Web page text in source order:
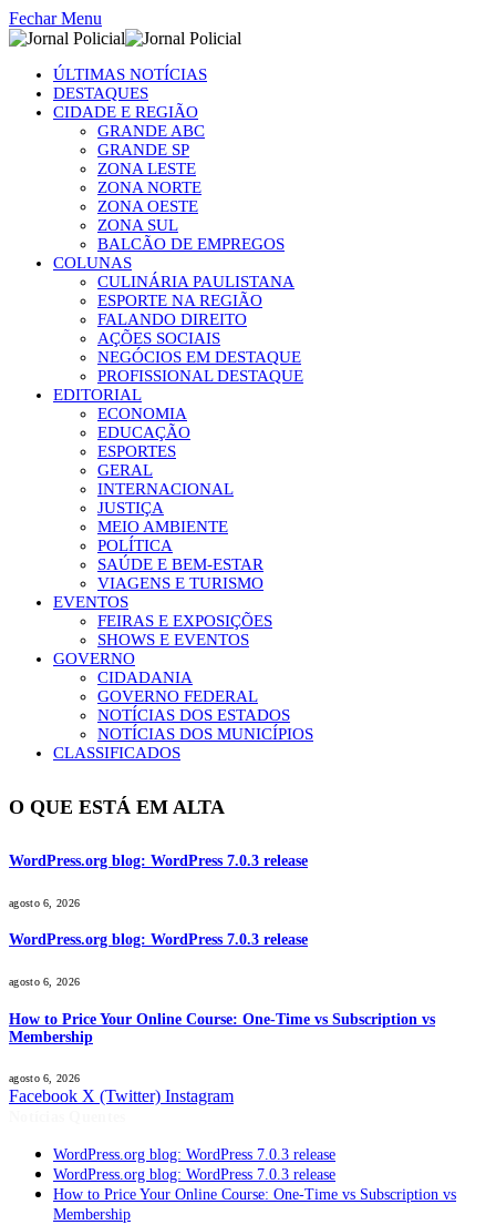
Fechar Menu
ÚLTIMAS NOTÍCIAS
DESTAQUES
CIDADE E REGIÃO
GRANDE ABC
GRANDE SP
ZONA LESTE
ZONA NORTE
ZONA OESTE
ZONA SUL
BALCÃO DE EMPREGOS
COLUNAS
CULINÁRIA PAULISTANA
ESPORTE NA REGIÃO
FALANDO DIREITO
AÇÕES SOCIAIS
NEGÓCIOS EM DESTAQUE
PROFISSIONAL DESTAQUE
EDITORIAL
ECONOMIA
EDUCAÇÃO
ESPORTES
GERAL
INTERNACIONAL
JUSTIÇA
MEIO AMBIENTE
POLÍTICA
SAÚDE E BEM-ESTAR
VIAGENS E TURISMO
EVENTOS
FEIRAS E EXPOSIÇÕES
SHOWS E EVENTOS
GOVERNO
CIDADANIA
GOVERNO FEDERAL
NOTÍCIAS DOS ESTADOS
NOTÍCIAS DOS MUNICÍPIOS
CLASSIFICADOS
O QUE ESTÁ EM ALTA
WordPress.org blog: WordPress 7.0.3 release
agosto 6, 2026
WordPress.org blog: WordPress 7.0.3 release
agosto 6, 2026
How to Price Your Online Course: One-Time vs Subscription vs
Membership
agosto 6, 2026
Facebook X (Twitter) Instagram
WordPress.org blog: WordPress 7.0.3 release
WordPress.org blog: WordPress 7.0.3 release
How to Price Your Online Course: One-Time vs Subscription vs
Membership